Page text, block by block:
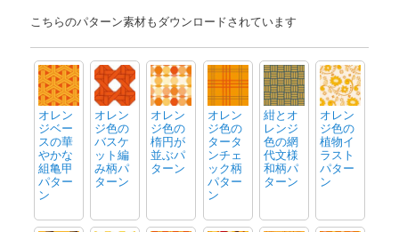
こちらのパターン素材もダウンロードされています
オレン
ジベー
スの華
やかな
組亀甲
パター
ン
オレン
ジ色の
バスケ
ット編
み柄パ
ターン
オレン
ジ色の
楕円が
並ぶパ
ターン
オレン
ジ色の
タータ
ンチェ
ック柄
パター
ン
紺とオ
レンジ
色の網
代文様
和柄パ
ターン
オレン
ジ色の
植物イ
ラスト
パター
ン